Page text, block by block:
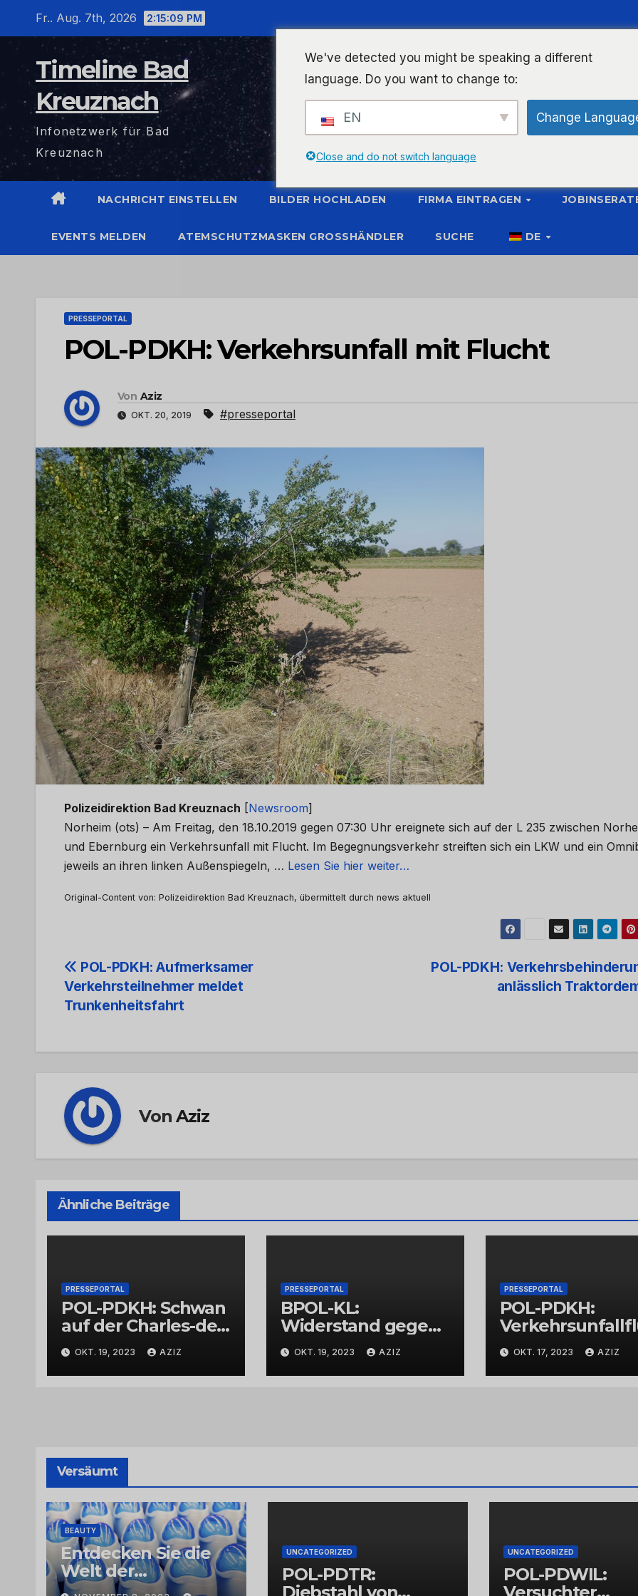
Fr.. Aug. 7th, 2026 2:15:10 PM
Timeline Bad
Kreuznach
Infonetzwerk für Bad
Kreuznach
NACHRICHT EINSTELLEN BILDER HOCHLADEN FIRMA EINTRAGEN
EVENTS MELDEN ATEMSCHUTZMASKEN GROSSHÄNDLER SUCHE DE
PRESSEPORTAL
POL-PDKH: Verkehrsunfall mit Flucht
Von Aziz
OKT. 20, 2019 #presseportal
Polizeidirektion Bad Kreuznach [Newsroom]
Norheim (ots) – Am Freitag, den 18.10.2019 gegen 07:30 Uhr ereignete sich auf der L 235 zwischen
und Ebernburg ein Verkehrsunfall mit Flucht. Im Begegnungsverkehr streiften sich ein LKW und ein
jeweils an ihren linken Außenspiegeln, … Lesen Sie hier weiter…
Original-Content von: Polizeidirektion Bad Kreuznach, übermittelt durch news aktuell
Beitrags-
Navigation
POL-PDKH:
anlässlich
POL-PDKH: Aufmerksamer
Verkehrsteilnehmer meldet
Trunkenheitsfahrt
VonAziz
Ähnliche Beiträge
PRESSEPORTAL
POL-PDKH: Schwan
auf der Charles-de-
Gaulle-Straße in
Bad Kreuznach
beeinflusst
OKT. 19, 2023 AZIZ
PRESSEPORTAL
BPOL-KL:
Widerstand gegen
Bundespolizisten
OKT. 19, 2023 AZIZ
PRESSEPORTAL
POL-PDKH:
t nach
Abbiegevorgang
OKT. 17, 2023 AZIZ
Versäumt
BEAUTY
Entdecken Sie die
Welt der
Exklusivität:
UNCATEGORIZED
POL-PDTR:
UNCATEGORIZED
POL-PDWIL:
We've detected you might be speaking a different
language. Do you want to change to:
EN Change
Close and do not switch language